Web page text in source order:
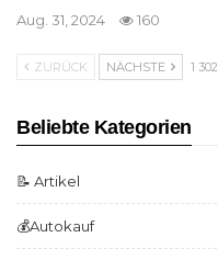
Aug. 31, 2024 160
ZURÜCK NÄCHSTE 1 302
Beliebte Kategorien
📝 Artikel
💰Autokauf